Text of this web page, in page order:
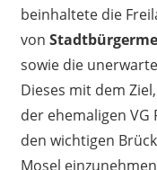
beinhaltete die
von
sowie die
Dieses mit dem
der ehemaligen VG
den wichtigen
Mosel